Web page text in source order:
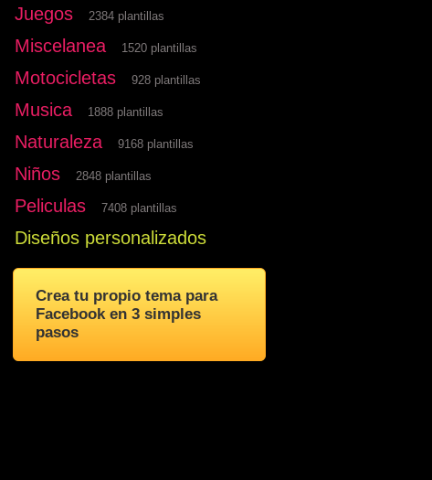
Juegos 2384 plantillas
Miscelanea 1520 plantillas
Motocicletas 928 plantillas
Musica 1888 plantillas
Naturaleza 9168 plantillas
Niños 2848 plantillas
Peliculas 7408 plantillas
Diseños personalizados
Crea tu propio tema para
Facebook en 3 simples
pasos